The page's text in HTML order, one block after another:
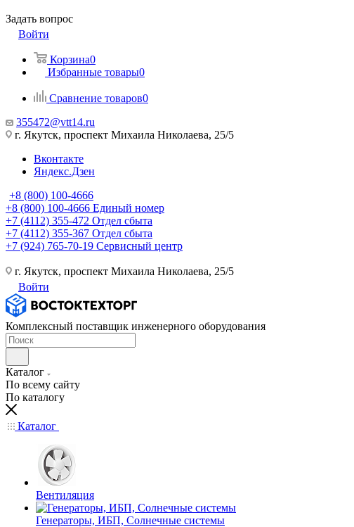
Задать вопрос
Войти
Корзина0
Избранные товары0
Сравнение товаров0
355472@vtt14.ru
г. Якутск, проспект Михаила Николаева, 25/5
Вконтакте
Яндекс.Дзен
+8 (800) 100-4666
+8 (800) 100-4666 Единый номер
+7 (4112) 355-472 Отдел сбыта
+7 (4112) 355-367 Отдел сбыта
+7 (924) 765-70-19 Сервисный центр
г. Якутск, проспект Михаила Николаева, 25/5
Войти
Комплексный поставщик инженерного оборудования
Каталог
По всему сайту
По каталогу
Каталог
Вентиляция
Генераторы, ИБП, Солнечные системы